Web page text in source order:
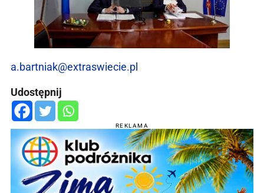
a.bartniak@extraswiecie.pl
Udostępnij
REKLAMA